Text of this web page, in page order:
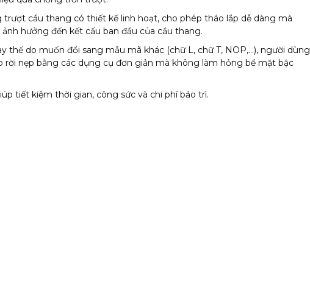
trượt cầu thang có thiết kế linh hoạt, cho phép tháo lắp dễ dàng mà
hưởng đến kết cấu ban đầu của cầu thang.
thế do muốn đổi sang mẫu mã khác (chữ L, chữ T, NOP,…), người dùng
rời nẹp bằng các dụng cụ đơn giản mà không làm hỏng bề mặt bậc
tiết kiệm thời gian, công sức và chi phí bảo trì.